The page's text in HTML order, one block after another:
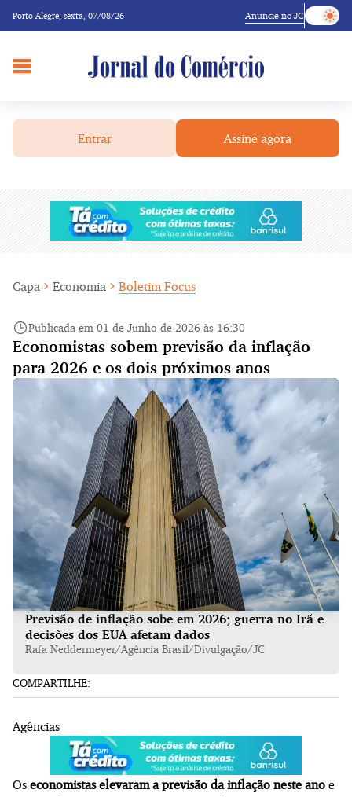
Porto Alegre, sexta, 07/08/26 Anuncie no JC
Entrar Assine agora
Capa Economia Boletim Focus
Publicada em 01 de Junho de 2026 às 16:30
Economistas sobem previsão da inflação
para 2026 e os dois próximos anos
Previsão de inflação sobe em 2026; guerra no Irã e
decisões dos EUA afetam dados
Rafa Neddermeyer/Agência Brasil/Divulgação/JC
COMPARTILHE:
Agências
Os economistas elevaram a previsão da inflação neste ano e